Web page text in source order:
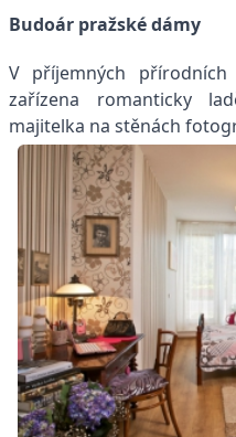
Budoár pražské dámy
V příjemných
zařízena romanticky
majitelka na stěnách